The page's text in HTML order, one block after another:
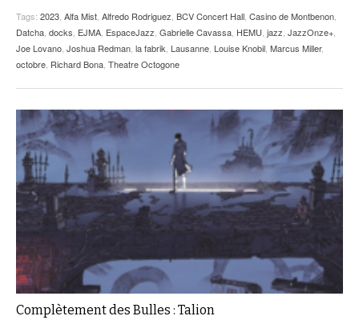
Tags: 2023 Alfa Mist Alfredo Rodriguez BCV Concert Hall Casino de Montbenon
Datcha docks EJMA EspaceJazz Gabrielle Cavassa HEMU jazz JazzOnze+
Joe Lovano Joshua Redman la fabrik Lausanne Louise Knobil Marcus Miller,
octobre Richard Bona Theatre Octogone
Complètement des Bulles : Talion